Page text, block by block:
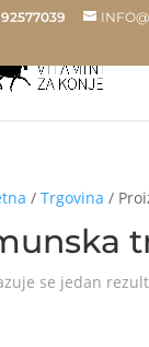
/Trgovina /
se jedan